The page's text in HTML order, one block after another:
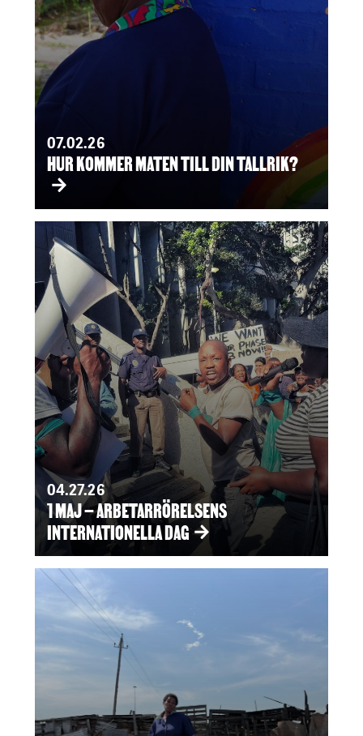
07.02.26
HUR KOMMER MATEN TILL DIN TALLRIK?
04.27.26
1 MAJ – ARBETARRÖRELSENS
INTERNATIONELLA DAG